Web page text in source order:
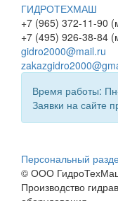
ГИДРОТЕХМАШ
+7 (965) 372-11-90
+7 (495) 926-38-84
gidro2000@mail.ru
Время работы:
Заявки на сайте
Персональный
© ООО
Производство